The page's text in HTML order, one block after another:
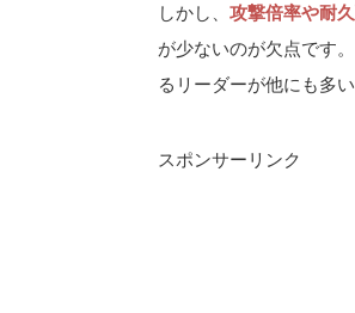
しかし、 攻撃倍率や耐
が少ないのが欠点です
るリーダーが他にも多
スポンサーリンク